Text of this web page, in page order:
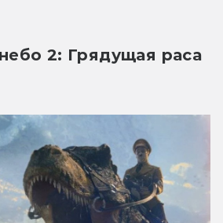
2: Грядущая раса